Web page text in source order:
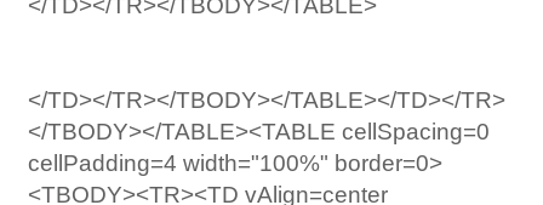
</TD></TR></TBODY></TABLE>
</TD></TR></TBODY></TABLE></TD></TR>
</TBODY></TABLE><TABLE cellSpacing=0
cellPadding=4 width="100%" border=0>
<TBODY><TR><TD vAlign=center